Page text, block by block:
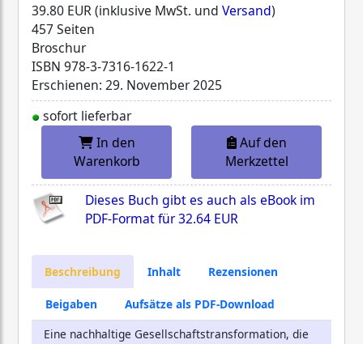
39.80 EUR (inklusive MwSt. und Versand)
457 Seiten
Broschur
ISBN 978-3-7316-1622-1
Erschienen: 29. November 2025
sofort lieferbar
In den
Warenkorb
Auf den
Merkzettel
Dieses Buch gibt es auch als eBook im
PDF-Format für32.64 EUR
Beschreibung Inhalt Rezensionen
Beigaben
Aufsätze als PDF-Download
Eine nachhaltige Gesellschaftstransformation, die